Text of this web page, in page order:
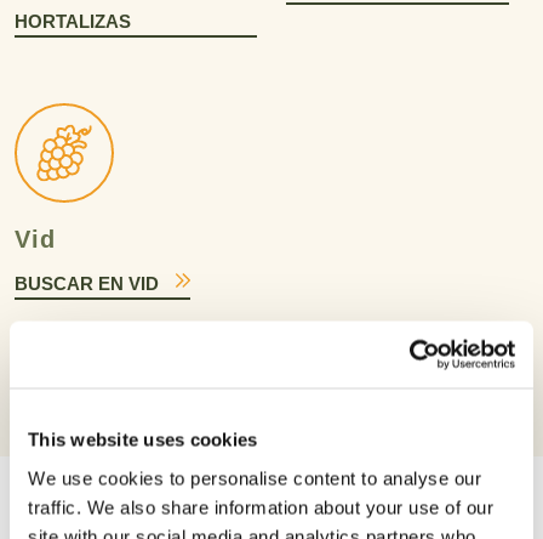
This website uses cookies
We use cookies to personalise content to analyse our
traffic. We also share information about your use of our
HORTALIZAS
Vid
BUSCAR EN VID